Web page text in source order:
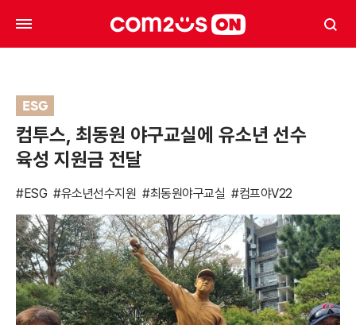
ESG
컴투스, 최동원 야구교실에 유소년 선수
육성 지원금 전달
#ESG #유소년선수지원 #최동원야구교실 #컴프야V22